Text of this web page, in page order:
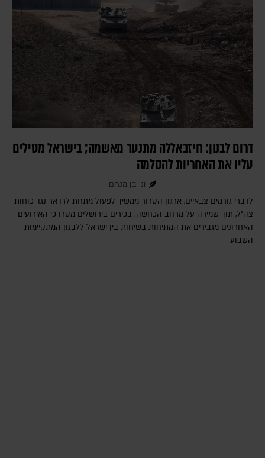
דרום לבנון: חיזבאללה מתנער מאשמה; בישראל מטילים
עליו את האחריות להסלמה
יוני בן מנחם
לדברי גורמים צבאיים, ארגון הטרור ממשיך לפעול מתחת לרדאר נגד כוחות
צה"ל, תוך שמירה על מרחב הכחשה. בכירים בירושלים מסרו כי האירועים
האחרונים מגבירים את המתיחות בשיחות בין ישראל ללבנון המתקיימות
השבוע